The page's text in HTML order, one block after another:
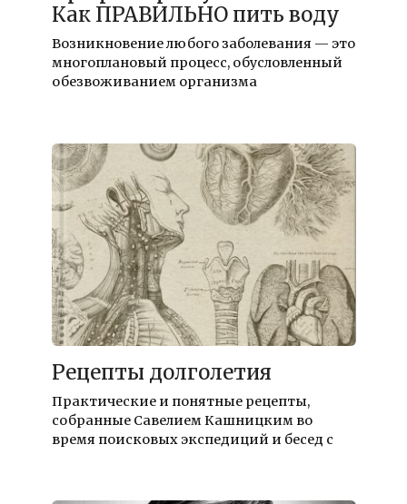
Как ПРАВИЛЬНО пить воду
Возникновение любого заболевания — это
многоплановый процесс, обусловленный
обезвоживанием организма
Рецепты долголетия
Практические и понятные рецепты,
собранные Савелием Кашницким во
время поисковых экспедиций и бесед с